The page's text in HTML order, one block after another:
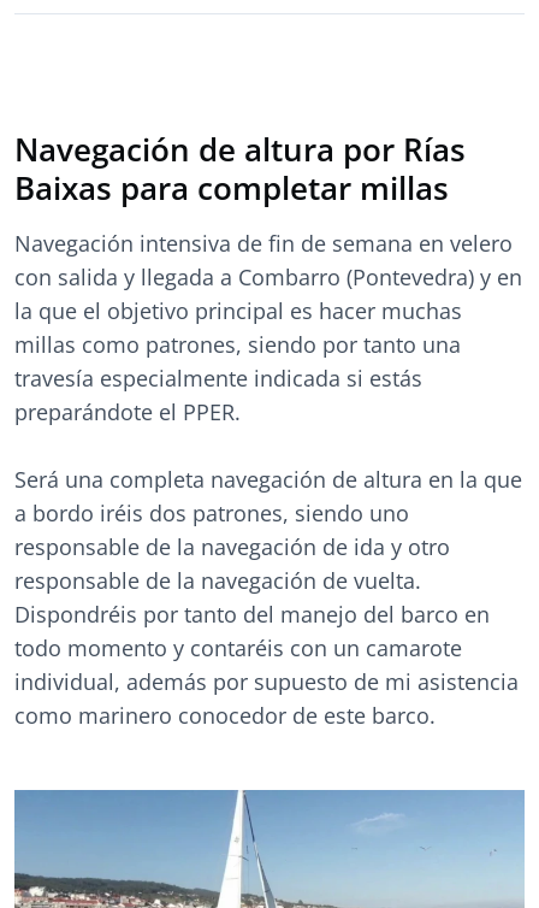
Navegación de altura por Rías
Baixas para completar millas
Navegación intensiva de fin de semana en velero
con salida y llegada a Combarro (Pontevedra) y en
la que el objetivo principal es hacer muchas
millas como patrones, siendo por tanto una
travesía especialmente indicada si estás
preparándote el PPER.
Será una completa navegación de altura en la que
a bordo iréis dos patrones, siendo uno
responsable de la navegación de ida y otro
responsable de la navegación de vuelta.
Dispondréis por tanto del manejo del barco en
todo momento y contaréis con un camarote
individual, además por supuesto de mi asistencia
como marinero conocedor de este barco.